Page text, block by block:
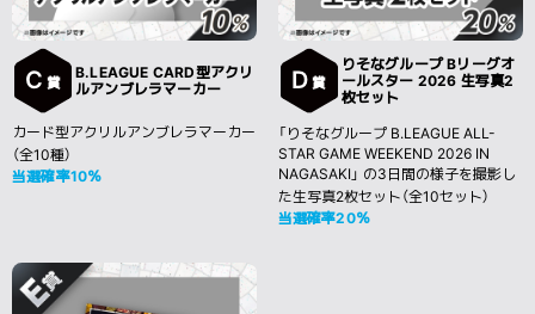
C 賞
B.LEAGUE CARD型アクリ
ルアンブレラマーカー
カード型アクリルアンブレラマーカー
（全10種）
当選確率10％
D 賞
りそなグループ Bリーグオ
ールスター 2026 生写真2
枚セット
「りそなグループ B.LEAGUE ALL-
STAR GAME WEEKEND 2026 IN
NAGASAKI」 の3日間の様子を撮影し
た生写真2枚セット（全10セット）
当選確率20％